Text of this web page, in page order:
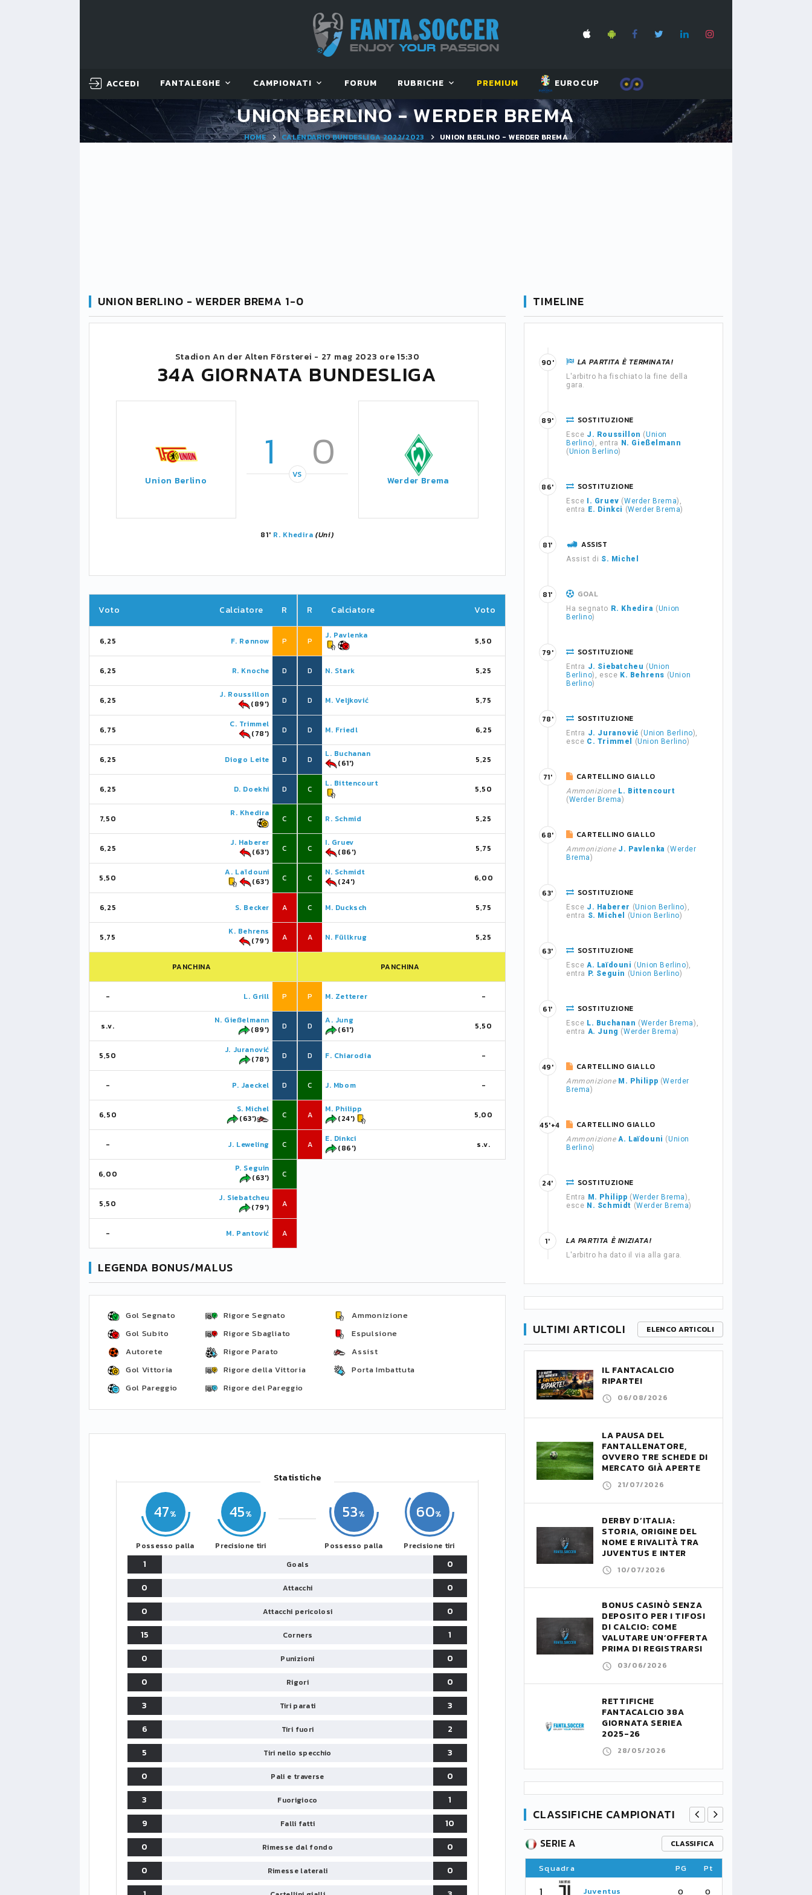
ACCEDI FANTALEGHE CAMPIONATI FORUM RUBRICHE PREMIUM EUROCUP
UNION BERLINO - WERDER BREMA
HOME CALENDARIO BUNDESLIGA 2022/2023 UNION BERLINO - WERDER BREMA
UNION BERLINO - WERDER BREMA 1-0
Stadion An der Alten Försterei - 27 mag 2023 ore 15:30
34A GIORNATA BUNDESLIGA
Union Berlino
1 0
VS Werder Brema
81' R. Khedira (Uni)
Voto Calciatore R
6,25 F. Rønnow P
6,25 R. Knoche D
6,25
J. Roussillon
(89')
D
6,75
C. Trimmel
(78')
D
6,25 Diogo Leite D
6,25 D. Doekhi D
7,50
R. Khedira
C
6,25
J. Haberer
(63')
C
5,50
A. Laïdouni
(63')
C
6,25 S. Becker A
5,75
K. Behrens
(79')
A
PANCHINA
- L. Grill P
s.v.
N. Gießelmann
(89')
D
5,50
J. Juranović
(78')
D
- P. Jaeckel D
6,50
S. Michel
(63')
C
- J. Leweling C
6,00
P. Seguin
(63')
C
5,50
J. Siebatcheu
(79')
A
- M. Pantović A
R Calciatore Voto
P
J. Pavlenka
5,50
D N. Stark 5,25
D M. Veljković 5,75
D M. Friedl 6,25
D
L. Buchanan
(61')
5,25
C
L. Bittencourt
5,50
C R. Schmid 5,25
C
I. Gruev
(86')
5,75
C
N. Schmidt
(24')
6,00
C M. Ducksch 5,75
A N. Füllkrug 5,25
PANCHINA
P M. Zetterer -
D
A. Jung
(61')
5,50
D F. Chiarodia -
C J. Mbom -
A
M. Philipp
(24')
5,00
A
E. Dinkci
(86')
s.v.
LEGENDA BONUS/MALUS
Gol Segnato
Gol Subito
Autorete
Gol Vittoria
Gol Pareggio
Rigore Segnato
Rigore Sbagliato
Rigore Parato
Rigore della Vittoria
Rigore del Pareggio
Ammonizione
Espulsione
Assist
Porta Imbattuta
Statistiche
47
Possesso palla
45
Precisione tiri
53
Possesso palla
60
Precisione tiri
1 Goals
0
0
Attacchi
0
0
Attacchi pericolosi
0
15
Corners
1
0
Punizioni
0
0
Rigori
0
3
Tiri parati
3
6
Tiri fuori
2
5
Tiri nello specchio
3
0
Pali e traverse
0
3
Fuorigioco
1
9
Falli fatti
10
0
Rimesse dal fondo
0
0
Rimesse laterali
0
TIMELINE
LA PARTITA È TERMINATA!
L'arbitro ha fischiato la fine della
gara.
90'
SOSTITUZIONE
Esce J. Roussillon (Union
Berlino), entra
N. Gießelmann
(Union Berlino)
89'
SOSTITUZIONE
Esce I. Gruev (Werder Brema),
entra
E. Dinkci (Werder Brema)
86'
ASSIST
Assist di S. Michel
81'
GOAL
Ha segnato R. Khedira (Union
Berlino)
81'
SOSTITUZIONE
Entra J. Siebatcheu (Union
Berlino), esce K. Behrens (Union
Berlino)
79'
SOSTITUZIONE
Entra J. Juranović (Union Berlino),
esce C. Trimmel (Union Berlino)
78'
CARTELLINO GIALLO
Ammonizione L. Bittencourt
(Werder Brema)
71'
CARTELLINO GIALLO
Ammonizione J. Pavlenka (Werder
Brema)
68'
SOSTITUZIONE
Esce J. Haberer (Union Berlino),
entra S. Michel (Union Berlino)
63'
SOSTITUZIONE
Esce A. Laïdouni (Union Berlino),
entra
P. Seguin (Union Berlino)
63'
SOSTITUZIONE
Esce L. Buchanan (Werder Brema),
entra A. Jung (Werder Brema)
61'
CARTELLINO GIALLO
Ammonizione M. Philipp (Werder
Brema)
49'
CARTELLINO GIALLO
Ammonizione A. Laïdouni (Union
Berlino)
45'+4
SOSTITUZIONE
Entra M. Philipp (Werder Brema),
esce N. Schmidt (Werder Brema)
24'
LA PARTITA È INIZIATA!
L'arbitro ha dato il via alla gara.
1'
ULTIMI ARTICOLI ELENCO ARTICOLI
IL FANTACALCIO
RIPARTE!
06/08/2026
LA PAUSA DEL
FANTALLENATORE,
OVVERO TRE SCHEDE DI
MERCATO GIÀ APERTE
21/07/2026
DERBY D’ITALIA:
STORIA, ORIGINE DEL
NOME E RIVALITÀ TRA
JUVENTUS E INTER
10/07/2026
BONUS CASINÒ SENZA
DEPOSITO PER I TIFOSI
DI CALCIO: COME
VALUTARE UN’OFFERTA
PRIMA DI REGISTRARSI
03/06/2026
RETTIFICHE
FANTACALCIO 38A
GIORNATA SERIEA
2025-26
28/05/2026
CLASSIFICHE CAMPIONATI
LIGUE1 CLASSIFICA
Pt
76
SERIE B
Squadra
1
SERIE A CLASSIFICA
Squadra PG Pt
1 Juventus 0 0